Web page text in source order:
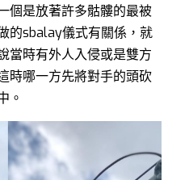
個是放著許多骷髏的最被
的sbalay儀式有關係，就
當時有外人入侵或是雙方
時哪一方先將對手的頭砍
。